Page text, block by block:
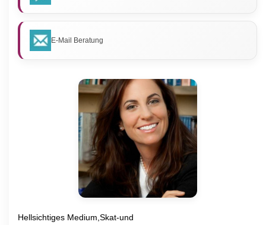
E-Mail Beratung
Hellsichtiges Medium,Skat-und